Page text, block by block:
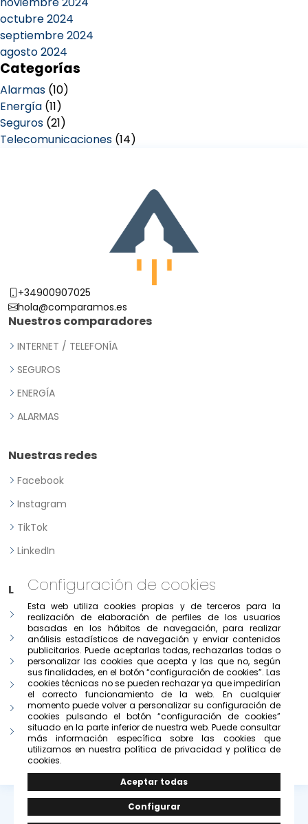
octubre 2024
septiembre 2024
agosto 2024
Categorías
Alarmas (10)
Energía (11)
Seguros (21)
Telecomunicaciones (14)
+34900907025
hola@comparamos.es
Nuestros comparadores
INTERNET / TELEFONÍA
SEGUROS
ENERGÍA
ALARMAS
Nuestras redes
Facebook
Instagram
TikTok
LinkedIn
Legal
Aviso legal
Política de Privacidad
Política de consentimiento previo, expreso e informado
Condiciones de uso del portal
Política de cookies
Configurar cookies
© Copyright 2026 -Grupo Solivesa
Configuración de cookies
Esta web utiliza cookies propias y de terceros para la
realización de elaboración de perfiles de los usuarios
basadas en los hábitos de navegación, para realizar
análisis estadísticos de navegación y enviar contenidos
publicitarios. Puede aceptarlas todas, rechazarlas todas o
personalizar las cookies que acepta y las que no, según
sus finalidades, en el botón “configuración de cookies”. Las
cookies técnicas no se pueden rechazar ya que impedirían
el correcto funcionamiento de la web. En cualquier
momento puede volver a personalizar su configuración de
cookies pulsando el botón “configuración de cookies”
situado en la parte inferior de nuestra web. Puede consultar
más información específica sobre las cookies que
utilizamos en nuestra política de privacidad y política de
cookies.